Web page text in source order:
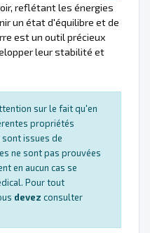
reflétant les énergies
un état d'équilibre et de
est un outil précieux
leur stabilité et
sur le fait qu'en
propriétés
issues de
ne sont pas prouvées
en aucun cas se
Pour tout
devez consulter